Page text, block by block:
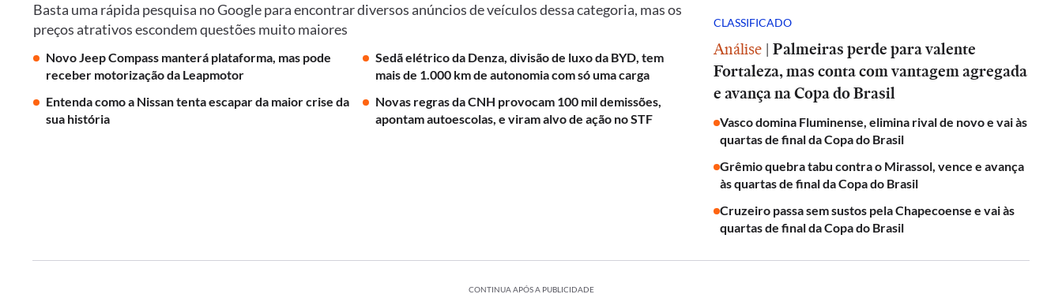
Basta uma rápida pesquisa no Google para encontrar diversos anúncios de veículos dessa categoria, mas os
preços atrativos escondem questões muito maiores
Novo Jeep Compass manterá plataforma, mas pode
receber motorização da Leapmotor
Sedã elétrico da Denza, divisão de luxo da BYD, tem
mais de 1.000 km de autonomia com só uma carga
Entenda como a Nissan tenta escapar da maior crise da
sua história
Novas regras da CNH provocam 100 mil demissões,
apontam autoescolas, e viram alvo de ação no STF
CLASSIFICADO
Análise | Palmeiras perde para valente
Fortaleza, mas conta com vantagem agregada
e avança na Copa do Brasil
Vasco domina Fluminense, elimina rival de novo e vai às
quartas de final da Copa do Brasil
Grêmio quebra tabu contra o Mirassol, vence e avança
às quartas de final da Copa do Brasil
Cruzeiro passa sem sustos pela Chapecoense e vai às
quartas de final da Copa do Brasil
CONTINUA APÓS A PUBLICIDADE